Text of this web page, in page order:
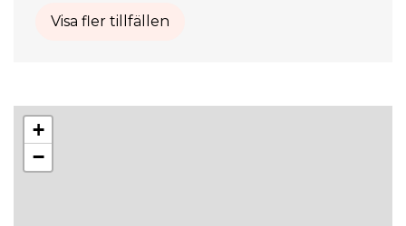
Visa fler tillfällen
+
−